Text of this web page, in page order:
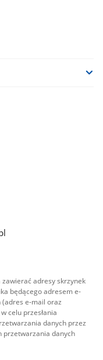
adresy skrzynek
będącego adresem e-
e-mail oraz
celu przesłania
danych przez
przetwarzania danych